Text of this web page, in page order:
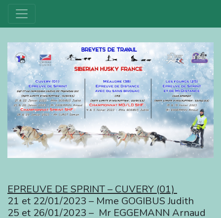
EPREUVE DE SPRINT – CUVERY (01)
21 et 22/01/2023 – Mme GOGIBUS Judith
25 et 26/01/2023 – Mr EGGEMANN Arnaud